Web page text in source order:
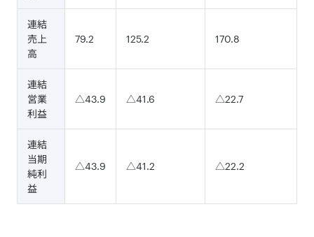
連結
売上
高
79.2 125.2 170.8
連結
営業
利益
△43.9 △41.6 △22.7
連結
当期
純利
益
△43.9 △41.2 △22.2